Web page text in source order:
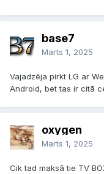
base7
Marts 1, 2025
Vajadzēja pirkt LG ar
Android, bet tas ir citā
oxygen
Marts 1, 2025
Cik tad maksā tie TV